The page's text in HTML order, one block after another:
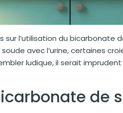
sur l’utilisation du bicarbonate
avec l’urine, certaines
ludique, il serait
de